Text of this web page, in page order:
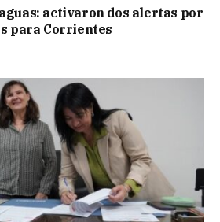
activaron dos alertas por
para Corrientes